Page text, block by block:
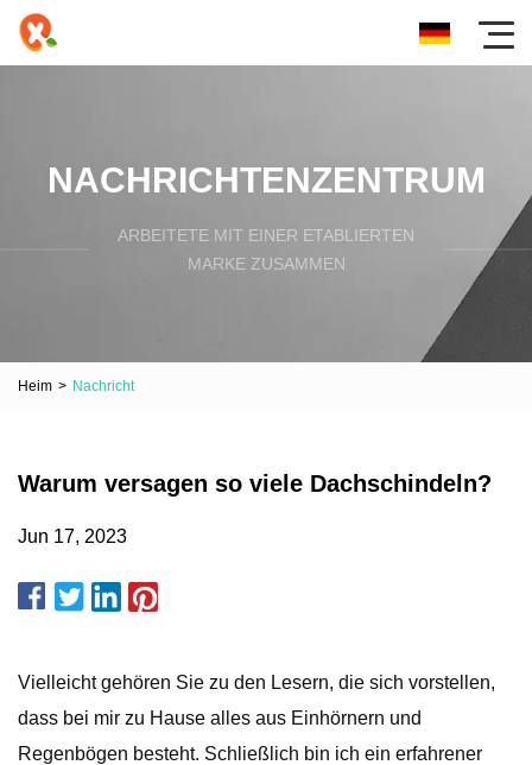
NACHRICHTENZENTRUM
ARBEITETE MIT EINER ETABLIERTEN
MARKE ZUSAMMEN
Heim > Nachricht
Warum versagen so viele Dachschindeln?
Jun 17, 2023
Vielleicht gehören Sie zu den Lesern, die sich vorstellen,
dass bei mir zu Hause alles aus Einhörnern und
Regenbögen besteht. Schließlich bin ich ein erfahrener